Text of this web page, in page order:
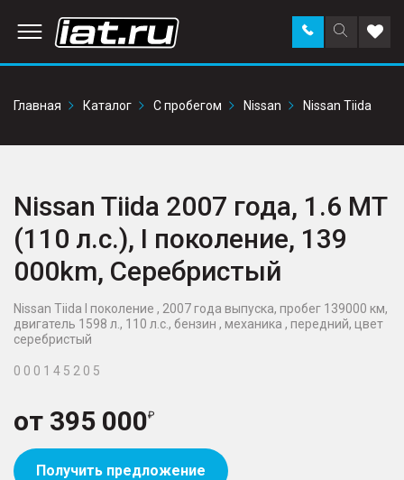
Поиск
по
Заказать
звонок в
Главная
Каталог С пробегом Nissan Nissan Tiida
Nissan Tiida 2007 года, 1.6 MT
(110 л.с.), I поколение, 139
000km, Серебристый
Nissan Tiida I поколение , 2007 года выпуска, пробег 139000 км,
двигатель 1598 л., 110 л.с., бензин , механика , передний, цвет
серебристый
0 0 0 1 4 5 2 0 5
от 395 000
Получить предложение